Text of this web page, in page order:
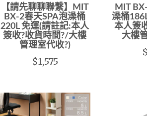
【請先聊聊聯繫】MIT
BX-2春天SPA泡澡桶
220L 免運(請註記:本人
簽收?收貨時間?/大樓
管理室代收?)
$1,575
MIT
澡桶
本人簽
大樓